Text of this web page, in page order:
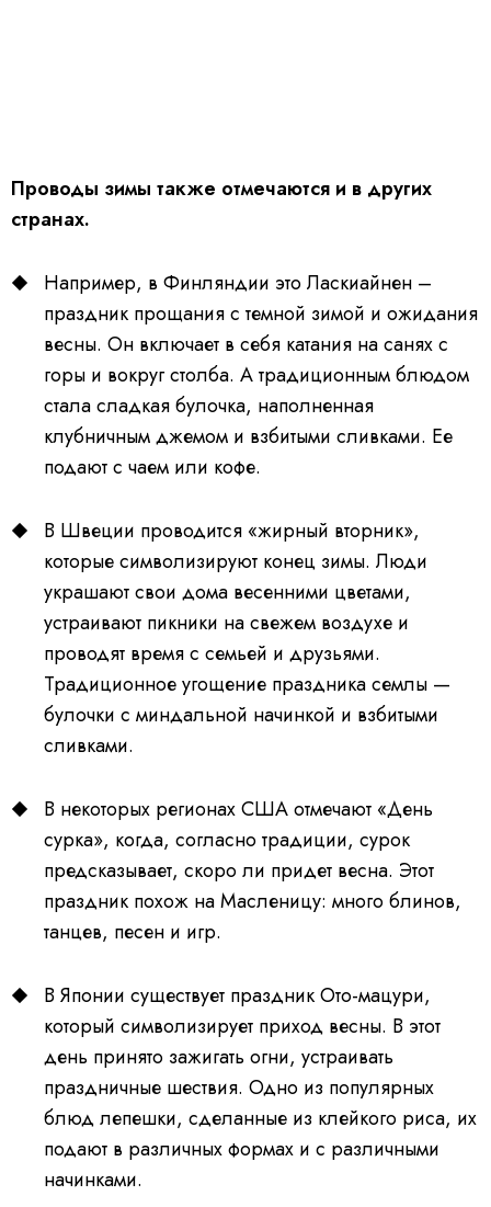
Проводы зимы также отмечаются и в других
странах.
Например, в Финляндии это Ласкиайнен –
праздник прощания с темной зимой и ожидания
весны. Он включает в себя катания на санях с
горы и вокруг столба. А традиционным блюдом
стала сладкая булочка, наполненная
клубничным джемом и взбитыми сливками. Ее
подают с чаем или кофе.
В Швеции проводится «жирный вторник»,
которые символизируют конец зимы. Люди
украшают свои дома весенними цветами,
устраивают пикники на свежем воздухе и
проводят время с семьей и друзьями.
Традиционное угощение праздника семлы —
булочки с миндальной начинкой и взбитыми
сливками.
В некоторых регионах США отмечают «День
сурка», когда, согласно традиции, сурок
предсказывает, скоро ли придет весна. Этот
праздник похож на Масленицу: много блинов,
танцев, песен и игр.
В Японии существует праздник Ото-мацури,
который символизирует приход весны. В этот
день принято зажигать огни, устраивать
праздничные шествия. Одно из популярных
блюд лепешки, сделанные из клейкого риса, их
подают в различных формах и с различными
начинками.